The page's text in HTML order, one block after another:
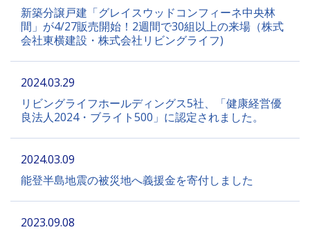
新築分譲戸建「グレイスウッドコンフィーネ中央林
間」が4/27販売開始！2週間で30組以上の来場（株式
会社東横建設・株式会社リビングライフ)
2024.03.29
リビングライフホールディングス5社、「健康経営優
良法人2024・ブライト500」に認定されました。
2024.03.09
能登半島地震の被災地へ義援金を寄付しました
2023.09.08